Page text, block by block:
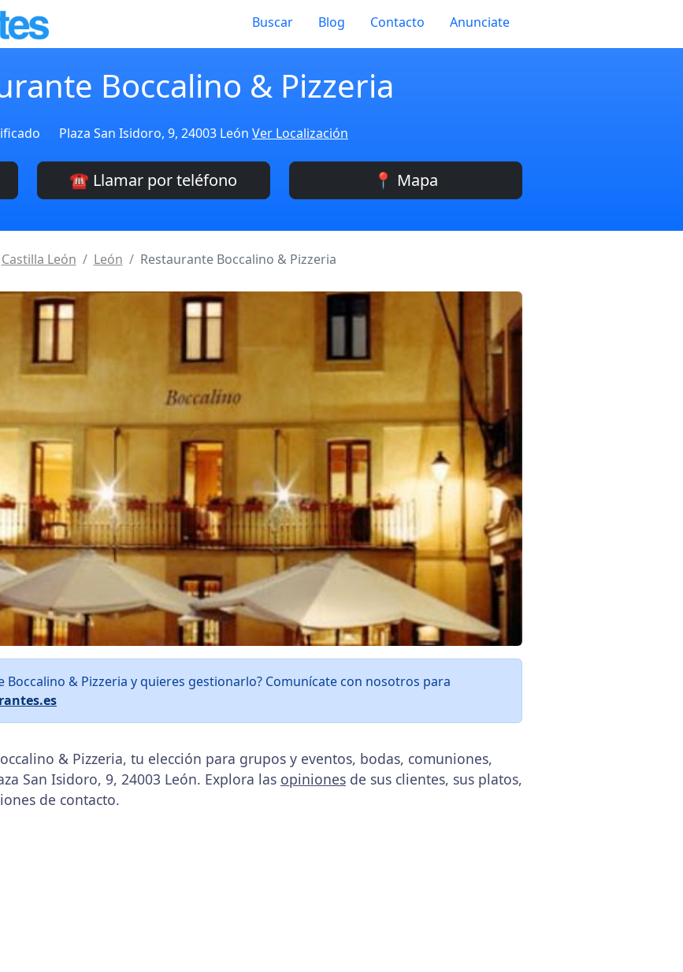
Buscar Blog Contacto Anunciate
Boccalino & Pizzeria
Plaza San Isidoro, 9, 24003 León Ver Localización
☎️ Llamar por teléfono 📍 Mapa
Castilla León León Restaurante Boccalino & Pizzeria
Boccalino & Pizzeria y quieres gestionarlo? Comunícate con nosotros para
& Pizzeria, tu elección para grupos y eventos, bodas, comuniones,
San Isidoro, 9, 24003 León. Explora las opiniones de sus clientes, sus platos,
de contacto.